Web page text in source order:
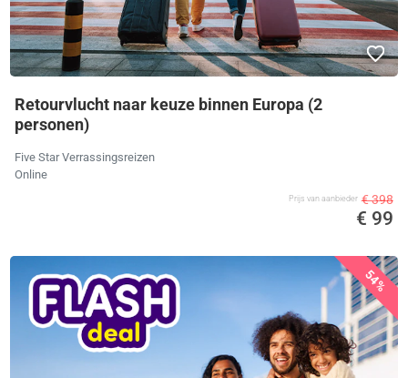
Retourvlucht naar keuze binnen Europa (2
personen)
Five Star Verrassingsreizen
Online
Prijs van aanbieder € 398
€ 99
54%